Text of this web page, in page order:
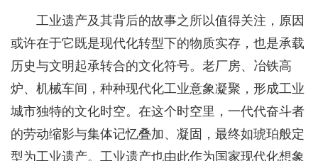
工业遗产及其背后的故事之所以值得关注，原因
或许在于它既是现代化转型下的物质实存，也是承载
历史与文明起承转合的文化符号。老厂房、冶铁高
炉、机械车间，种种现代化工业意象凝聚，形成工业
城市独特的文化时空。在这个时空里，一代代奋斗者
的劳动缩影与集体记忆叠加、凝固，最终如琥珀般定
型为工业遗产。工业遗产也由此作为国家现代化想象